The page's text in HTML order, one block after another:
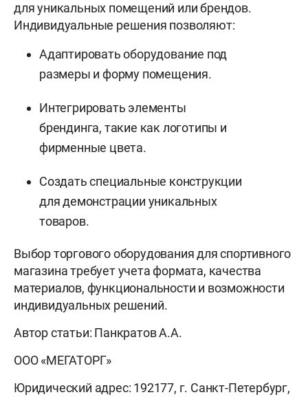
для уникальных помещений или брендов.
Индивидуальные решения позволяют:
Адаптировать оборудование под
размеры и форму помещения.
Интегрировать элементы
брендинга, такие как логотипы и
фирменные цвета.
Создать специальные конструкции
для демонстрации уникальных
товаров.
Выбор торгового оборудования для спортивного
магазина требует учета формата, качества
материалов, функциональности и возможности
индивидуальных решений.
Автор статьи: Панкратов А.А.
ООО «МЕГАТОРГ»
Юридический адрес: 192177, г. Санкт-Петербург,